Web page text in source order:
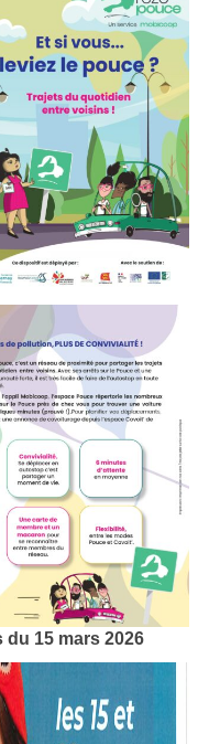
15 mars 2026